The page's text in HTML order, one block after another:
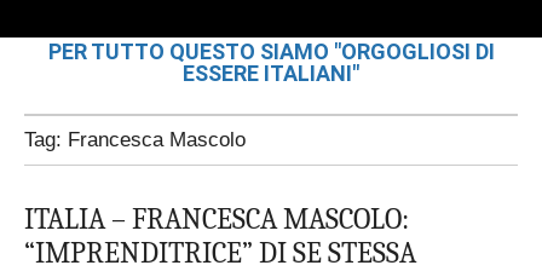
PER TUTTO QUESTO SIAMO "ORGOGLIOSI DI
ESSERE ITALIANI"
Tag: Francesca Mascolo
ITALIA – FRANCESCA MASCOLO:
“IMPRENDITRICE” DI SE STESSA